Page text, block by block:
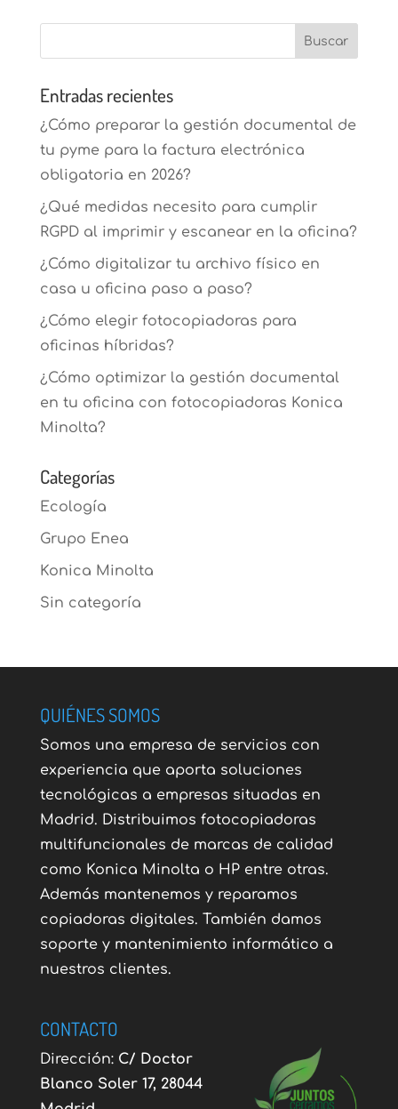
Entradas recientes
¿Cómo preparar la gestión documental de
tu pyme para la factura electrónica
obligatoria en 2026?
¿Qué medidas necesito para cumplir
RGPD al imprimir y escanear en la oficina?
¿Cómo digitalizar tu archivo físico en
casa u oficina paso a paso?
¿Cómo elegir fotocopiadoras para
oficinas híbridas?
¿Cómo optimizar la gestión documental
en tu oficina con fotocopiadoras Konica
Minolta?
Categorías
Ecología
Grupo Enea
Konica Minolta
Sin categoría
QUIÉNES SOMOS
Somos una empresa de servicios con
experiencia que aporta soluciones
tecnológicas a empresas situadas en
Madrid. Distribuimos fotocopiadoras
multifuncionales de marcas de calidad
como Konica Minolta o HP entre otras.
Además mantenemos y reparamos
copiadoras digitales. También damos
soporte y mantenimiento informático a
nuestros clientes.
CONTACTO
Dirección: C/ Doctor
Blanco Soler 17, 28044